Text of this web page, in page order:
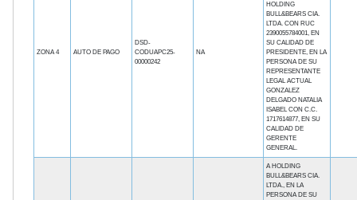
ZONA 4 AUTO DE PAGO
DSD-
CODUAPC25-
00000242
NA
HOLDING
BULL&BEARS CIA.
LTDA. CON RUC
2390055784001, EN
SU CALIDAD DE
PRESIDENTE, EN LA
PERSONA DE SU
REPRESENTANTE
LEGAL ACTUAL
GONZALEZ
DELGADO NATALIA
ISABEL CON C.C.
1717614877, EN SU
CALIDAD DE
GERENTE
GENERAL.
A HOLDING
BULL&BEARS CIA.
LTDA., EN LA
PERSONA DE SU